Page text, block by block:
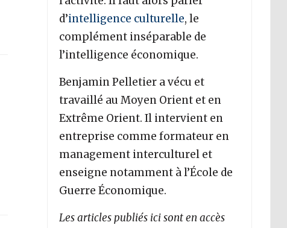
d’intelligence culturelle, le
complément inséparable de
l’intelligence économique.
Benjamin Pelletier a vécu et
travaillé au Moyen Orient et en
Extrême Orient. Il intervient en
entreprise comme formateur en
management interculturel et
enseigne notamment à l’École de
Guerre Économique.
Les articles publiés ici sont en accès